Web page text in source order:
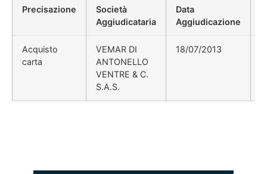
Precisazione
Società
Aggiudicataria
Data
Aggiudicazione
Acquisto
carta
VEMAR DI
ANTONELLO
VENTRE & C.
S.A.S.
18/07/2013